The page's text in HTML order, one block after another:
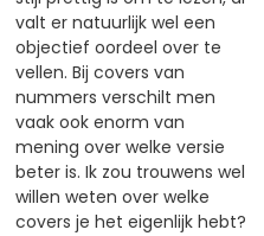
valt er natuurlijk wel een
objectief oordeel over te
vellen. Bij covers van
nummers verschilt men
vaak ook enorm van
mening over welke versie
beter is. Ik zou trouwens wel
willen weten over welke
covers je het eigenlijk hebt?